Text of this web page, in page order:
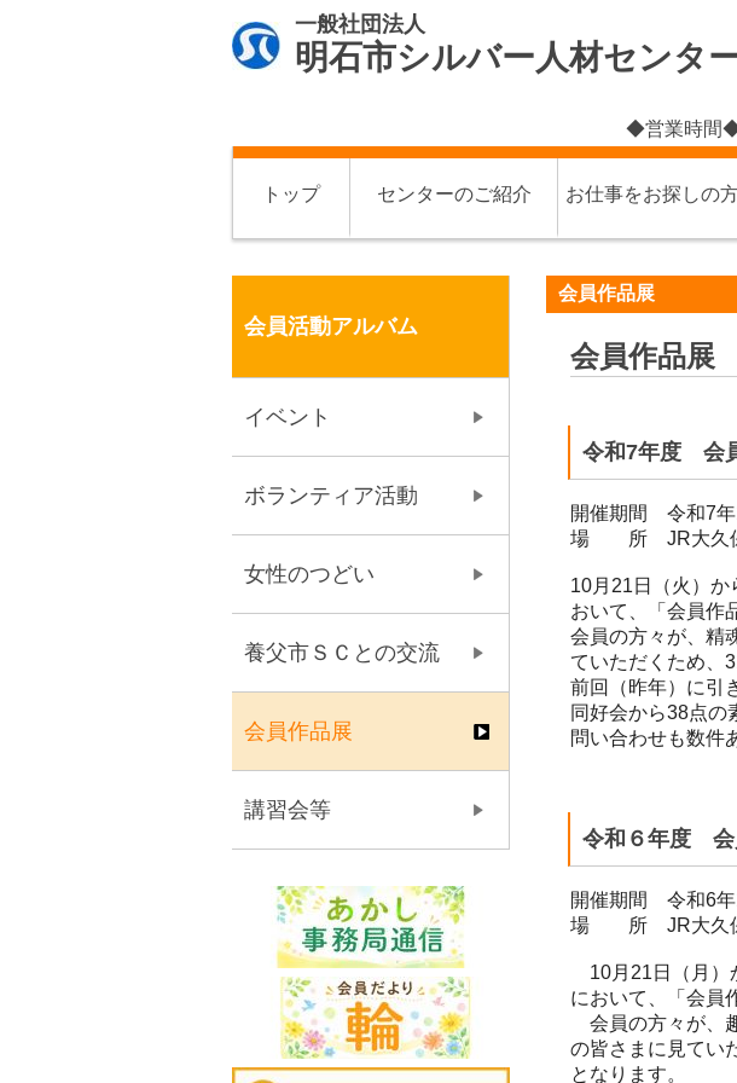
一般社団法人
明石市シルバー人材センター
◆営業時間◆
トップ センターのご紹介 お仕事をお探しの
会員作品展
会員作品展
令和7年度 会
開催期間 令和7年
場 所 JR大久
10月21日（火）か
おいて、「会員作
会員の方々が、精
ていただくため、
前回（昨年）に引
同好会から38点の
問い合わせも数件
令和６年度 会
開催期間 令和6年
場 所 JR大久
10月21日（月）
において、「会員
会員の方々が、
の皆さまに見てい
となります。
会員活動アルバム
イベント
ボランティア活動
女性のつどい
養父市ＳＣとの交流
会員作品展
講習会等